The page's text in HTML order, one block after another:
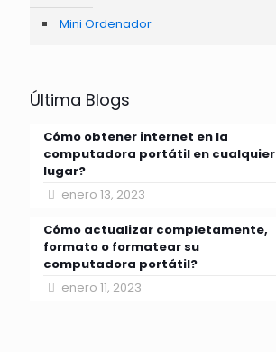
Mini Ordenador
Última Blogs
Cómo obtener internet en la
computadora portátil en cualquier
lugar?
enero 13, 2023
Cómo actualizar completamente,
formato o formatear su
computadora portátil?
enero 11, 2023